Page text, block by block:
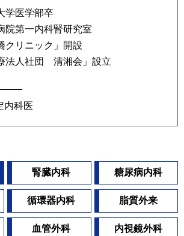
学医学部卒
院第一内科腎研究室
クリニック」開設
法人社団 清湘会」設立
内科医
腎臓内科 糖尿病内科
循環器内科 脂質外来
血管外科 内視鏡外科